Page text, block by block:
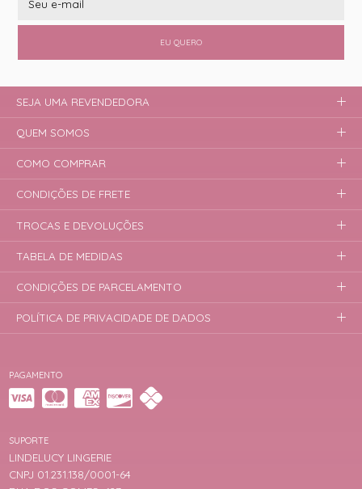
EU QUERO
PAGAMENTO
SUPORTE
LINDELUCY LINGERIE
CNPJ 01.231.138/0001-64
SEJA UMA REVENDEDORA
QUEM SOMOS
COMO COMPRAR
CONDIÇÕES DE FRETE
TROCAS E DEVOLUÇÕES
TABELA DE MEDIDAS
CONDIÇÕES DE PARCELAMENTO
POLÍTICA DE PRIVACIDADE DE DADOS